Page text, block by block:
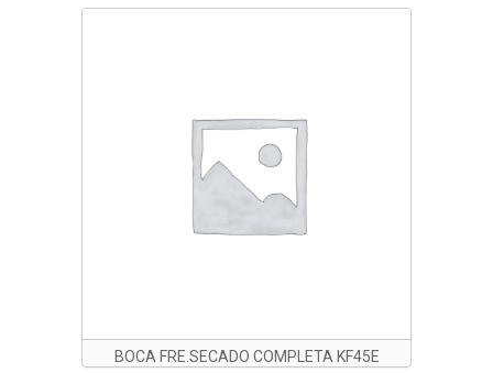
BOCA FRE.SECADO COMPLETA KF45E